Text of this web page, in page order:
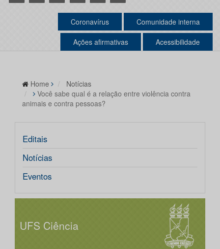
Coronavírus Comunidade interna
Ações afirmativas Acessibilidade
Home
Notícias
Você sabe qual é a relação entre violência contra
animais e contra pessoas?
Editais
Notícias
Eventos
UFS Ciência